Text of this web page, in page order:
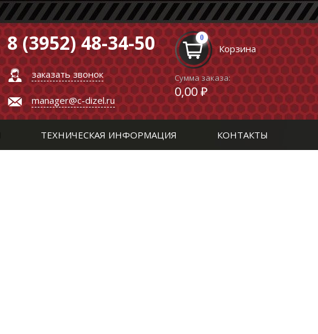
8 (3952) 48-34-50
заказать звонок
manager@c-dizel.ru
0
Корзина
Сумма заказа:
0,00 ₽
ТЕХНИЧЕСКАЯ ИНФОРМАЦИЯ КОНТАКТЫ